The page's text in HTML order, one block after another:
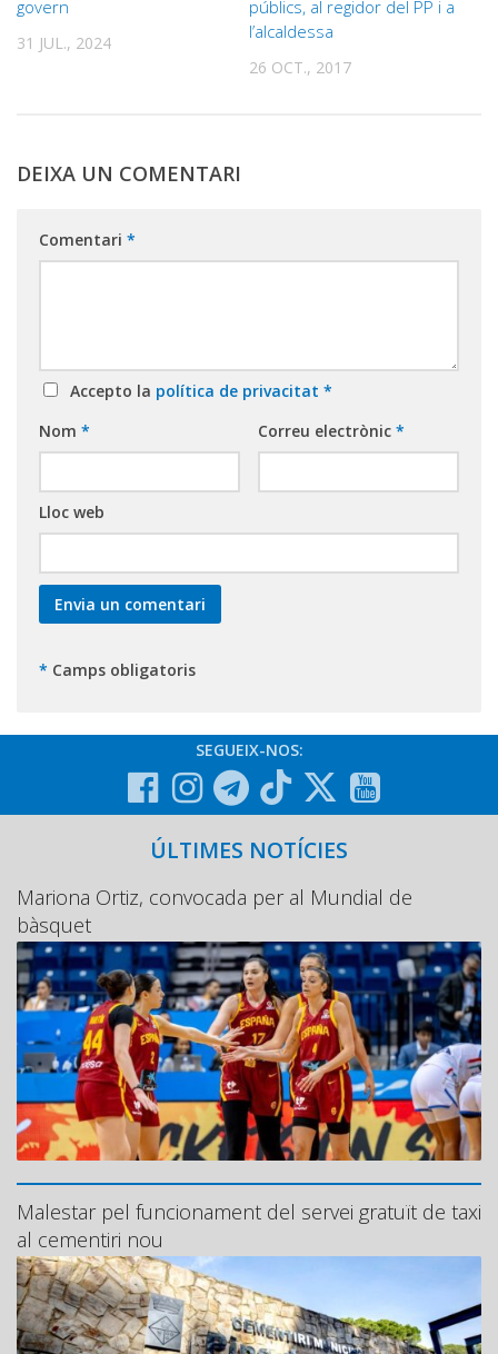
govern
31 JUL., 2024
públics, al regidor del PP i a
l’alcaldessa
26 OCT., 2017
DEIXA UN COMENTARI
Comentari *
Accepto la política de privacitat *
Nom * Correu electrònic *
Lloc web
* Camps obligatoris
SEGUEIX-NOS:
ÚLTIMES NOTÍCIES
Mariona Ortiz, convocada per al Mundial de
bàsquet
Malestar pel funcionament del servei gratuït de taxi
al cementiri nou